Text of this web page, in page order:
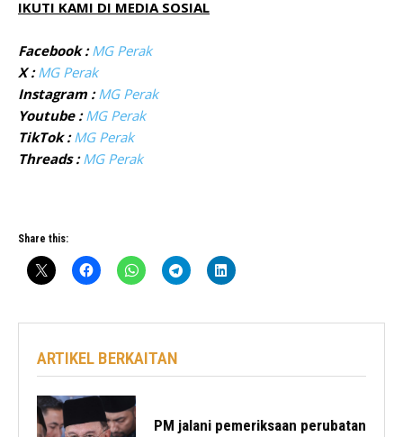
IKUTI KAMI DI MEDIA SOSIAL
Facebook : MG Perak
X : MG Perak
Instagram : MG Perak
Youtube : MG Perak
TikTok : MG Perak
Threads : MG Perak
Share this:
ARTIKEL BERKAITAN
PM jalani pemeriksaan perubatan